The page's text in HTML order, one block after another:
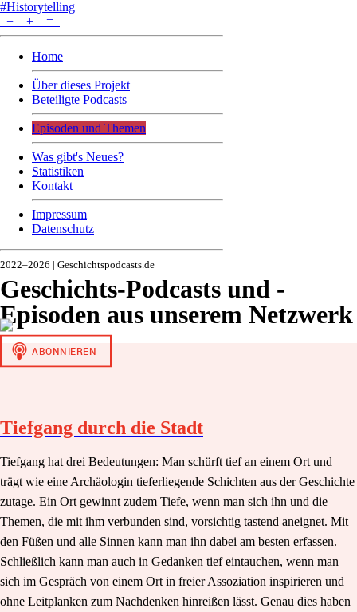
#Historytelling
+
+ =
Home
Über dieses Projekt
Beteiligte Podcasts
Episoden und Themen
Was gibt's Neues?
Statistiken
Kontakt
Impressum
Datenschutz
2022–2026 | Geschichtspodcasts.de
Geschichts-Podcasts und -
Episoden aus unserem Netzwerk
Tiefgang durch die Stadt
Tiefgang hat drei Bedeutungen: Man schürft tief an einem Ort und
trägt wie eine Archäologin tieferliegende Schichten aus der Geschichte
zutage. Ein Ort gewinnt zudem Tiefe, wenn man sich ihn und die
Themen, die mit ihm verbunden sind, vorsichtig tastend aneignet. Mit
den Füßen und alle Sinnen kann man ihn dabei am besten erfassen.
Schließlich kann man auch in Gedanken tief eintauchen, wenn man
sich im Gespräch von einem Ort in freier Assoziation inspirieren und
ohne Leitplanken zum Nachdenken hinreißen lässt. Genau dies haben